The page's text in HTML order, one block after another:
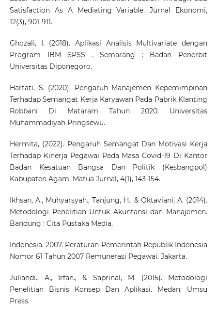
Satisfaction As A Mediating Variable. Jurnal Ekonomi,
12(3), 901-911.
Ghozali, I. (2018). Aplikasi Analisis Multivariate dengan
Program IBM SPSS . Semarang : Badan Penerbit
Universitas Diponegoro.
Hartati, S. (2020). Pengaruh Manajemen Kepemimpinan
Terhadap Semangat Kerja Karyawan Pada Pabrik Klanting
Robbani Di Mataram Tahun 2020. Universitas
Muhammadiyah Pringsewu.
Hermita, (2022). Pengaruh Semangat Dan Motivasi Kerja
Terhadap Kinerja Pegawai Pada Masa Covid-19 Di Kantor
Badan Kesatuan Bangsa Dan Politik (Kesbangpol)
Kabupaten Agam. Matua Jurnal, 4(1), 143-154.
Ikhsan, A., Muhyarsyah., Tanjung, H., & Oktaviani, A. (2014).
Metodologi Penelitian Untuk Akuntansi dan Manajemen.
Bandung : Cita Pustaka Media.
Indonesia. 2007. Peraturan Pemerintah Republik Indonesia
Nomor 61 Tahun 2007 Remunerasi Pegawai. Jakarta.
Juliandi., A., Irfan., & Saprinal, M. (2015). Metodologi
Penelitian Bisnis Konsep Dan Aplikasi. Medan: Umsu
Press.